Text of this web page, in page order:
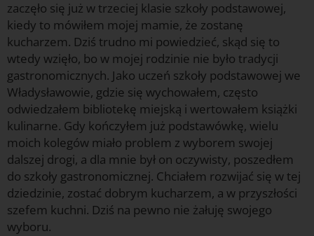
zaczęło się już w trzeciej klasie szkoły podstawowej,
kiedy to mówiłem mojej mamie, że zostanę
kucharzem. Dziś trudno mi powiedzieć, skąd się to
wtedy wzięło, bo w mojej rodzinie nie było tradycji
gastronomicznych. Jako uczeń szkoły podstawowej we
Władysławowie, gdzie się wychowałem, często
odwiedzałem bibliotekę miejską i wertowałem książki
kulinarne. Gdy kończyłem już podstawówkę, wielu
moich kolegów miało problem z wyborem swojej
dalszej drogi, a dla mnie był on oczywisty, poszedłem
do szkoły gastronomicznej. Chciałem rozwijać się w tej
dziedzinie, zostać dobrym kucharzem, a w przyszłości
szefem kuchni. Dziś na pewno nie żałuję swojego
wyboru.